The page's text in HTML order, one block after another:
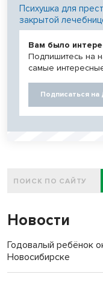
Психушка для
закрытой
Вам было
Подпишитесь на
самые
Подписаться на
Новости
Годовалый ребёнок
Новосибирске